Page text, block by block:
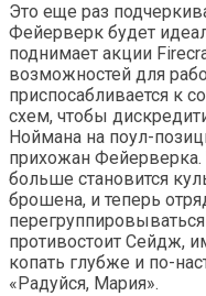
Это еще раз
Фейерверк будет
поднимает акции
возможностей для
приспосабливается к
схем, чтобы
Ноймана на поул-
прихожан
больше становится
брошена, и теперь
противостоит Сейдж,
копать глубже и по-
«Радуйся, Мария».